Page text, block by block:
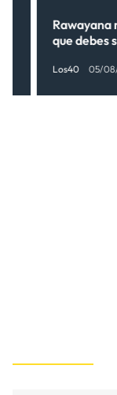
Rawayana
que debes
Los40 05/